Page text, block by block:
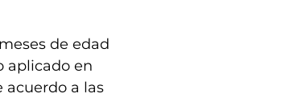
de edad
aplicado en
acuerdo a las